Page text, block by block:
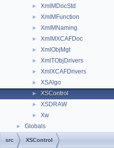
► XmlMDocStd
► XmlMFunction
► XmlMNaming
► XmlMXCAFDoc
► XmlObjMgt
► XmlTObjDrivers
► XmlXCAFDrivers
► XSAlgo
► XSControl
► XSDRAW
► Xw
► Globals
src XSControl